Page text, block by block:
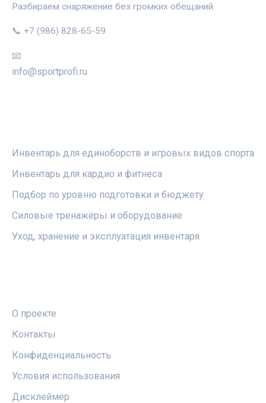
Разбираем снаряжение без громких обещаний
📞 +7 (986) 828-65-59
📧
info@sportprofi.ru
Инвентарь для единоборств и игровых видов спорта
Инвентарь для кардио и фитнеса
Подбор по уровню подготовки и бюджету
Силовые тренажёры и оборудование
Уход, хранение и эксплуатация инвентаря
О проекте
Контакты
Конфиденциальность
Условия использования
Дисклеймер